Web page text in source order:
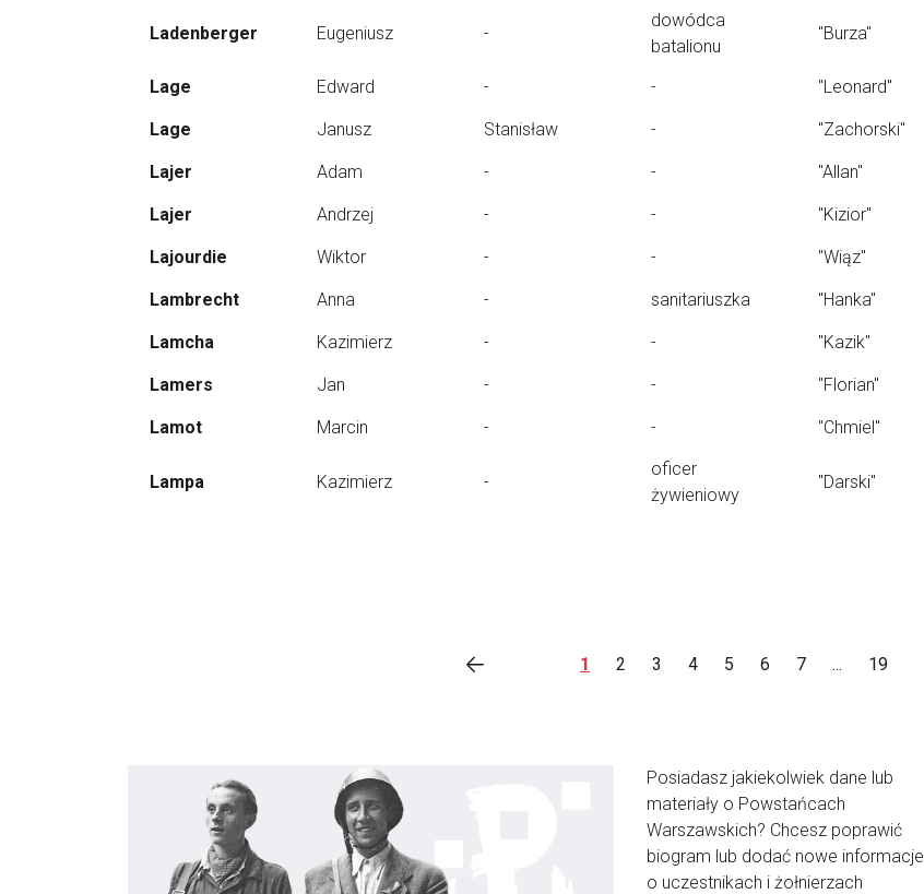
Ladenberger Eugeniusz -
dowódca
batalionu
"Burza"
Lage Edward - - "Leonard"
Lage Janusz Stanisław - "Zachorski"
Lajer Adam - - "Allan"
Lajer Andrzej - - "Kizior"
Lajourdie Wiktor - - "Wiąz"
Lambrecht Anna - sanitariuszka "Hanka"
Lamcha Kazimierz - - "Kazik"
Lamers Jan - - "Florian"
Lamot Marcin - - "Chmiel"
Lampa Kazimierz -
oficer
żywieniowy
"Darski"
1 2 3 4 5 6 7 ... 19
Posiadasz jakiekolwiek dane lub
materiały o Powstańcach
Warszawskich? Chcesz poprawić
biogram lub dodać nowe informacje
o uczestnikach i żołnierzach